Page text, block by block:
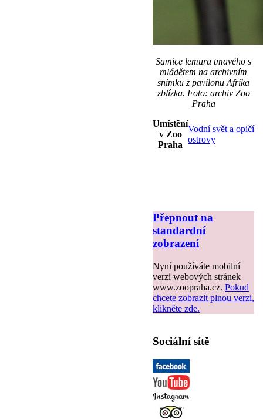
Samice lemura tmavého s
mládětem na archivním
snímku z pavilonu Afrika
zblízka. Foto: archiv Zoo
Praha
Umístění
v Zoo
Praha
Vodní svět a opičí
ostrovy
Přepnout na
standardní
zobrazení
Nyní používáte mobilní
verzi webových stránek
www.zoopraha.cz. Pokud
chcete zobrazit plnou verzi,
klikněte zde.
Sociální sítě